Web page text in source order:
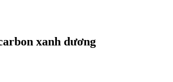
xanh dương